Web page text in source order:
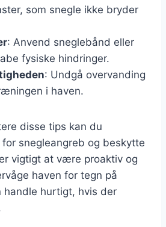
som snegle ikke bryder
: Anvend sneglebånd eller
fysiske hindringer.
: Undgå overvanding
i haven.
disse tips kan du
snegleangreb og beskytte
vigtigt at være proaktiv og
haven for tegn på
handle hurtigt, hvis der